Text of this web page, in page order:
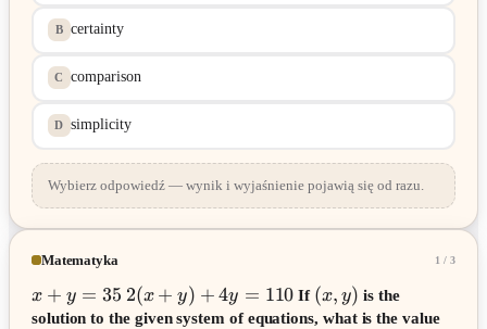
B certainty
C comparison
D simplicity
Wybierz odpowiedź — wynik i wyjaśnienie pojawią się od razu.
Matematyka 1 / 3
x + y = 35 2(x + y) + 4y = 110 If (x, y) is the
solution to the given system of equations, what is the value